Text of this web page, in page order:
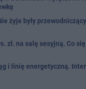
żyje były
zł. na salę sesyjną. Co
i linię energetyczną.